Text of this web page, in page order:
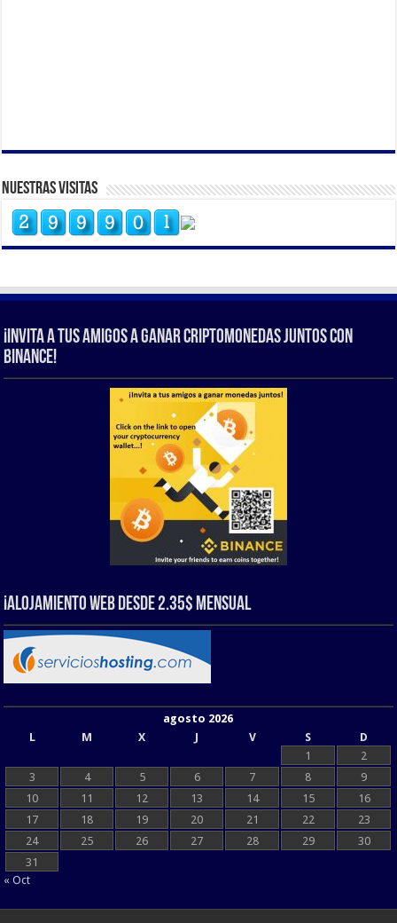
Nuestras Visitas
¡Invita a tus amigos a ganar criptomonedas juntos con
Binance!
¡Alojamiento web Desde 2.35$ Mensual
agosto 2026
L
M X J V S
D
1
2
3
4 5 6 7 8
9
10
11 12 13 14 15
16
17
18 19 20 21 22
23
24
25 26 27 28 29
30
31
« Oct